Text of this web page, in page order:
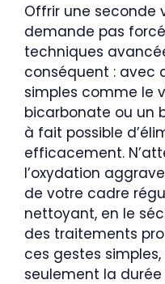
Offrir une seconde
demande pas
techniques
conséquent : avec
simples comme le
bicarbonate ou un
à fait possible
efficacement.
l’oxydation
de votre cadre
nettoyant, en le
des traitements
ces gestes
seulement la